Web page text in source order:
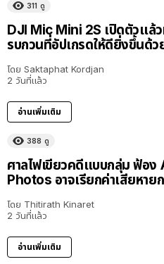
311 ดู
DJI Mic Mini 2S เปิดตัวแล้
รบกวนที่อัปเกรดให้ดียิ่งขึ้นด้ว
โดย Saktaphat Kordjan
2 วันที่แล้ว
อ่านเพิ่มเติม
388 ดู
ศาลไฟเขียวคดีแบบกลุ่ม ฟ้อง
Photos อาจเรียกค่าเสียหาย
โดย Thitirath Kinaret
2 วันที่แล้ว
อ่านเพิ่มเติม